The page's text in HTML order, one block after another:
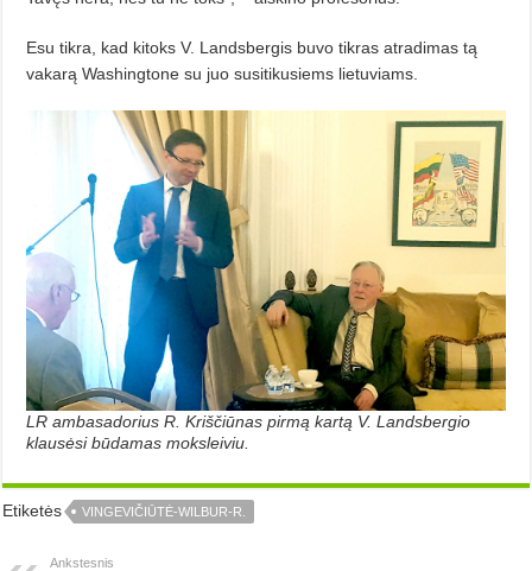
Esu tikra, kad kitoks V. Landsbergis buvo tikras atradimas tą
vakarą Washingtone su juo susitikusiems lietuviams.
LR ambasadorius R. Kriščiūnas pirmą kartą V. Landsbergio
klausėsi būdamas moksleiviu.
Etiketės VINGEVIČIŪTĖ-WILBUR-R.
Ankstesnis